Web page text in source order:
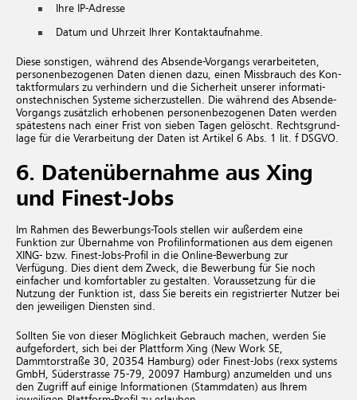
Ihre IP-Adresse
Datum und Uhrzeit Ihrer Kontaktaufnahme.
Diese sons­ti­gen, wäh­rend des Ab­sen­de-Vor­gangs ver­ar­bei­te­ten,
per­so­nen­be­zo­ge­nen Daten die­nen dazu, einen Miss­brauch des Kon­
takt­for­mu­lars zu ver­hin­dern und die Si­cher­heit un­se­rer in­for­ma­ti­
ons­tech­ni­schen Sys­te­me si­cher­zu­stel­len. Die wäh­rend des Ab­sen­de-
Vor­gangs zu­sätz­lich er­ho­be­nen per­so­nen­be­zo­ge­nen Daten wer­den
spä­tes­tens nach einer Frist von sie­ben Tagen ge­löscht. Rechts­grund­
la­ge für die Ver­ar­bei­tung der Daten ist Ar­ti­kel 6 Ab­s. 1 lit. f DSGVO.
6. Datenübernahme aus Xing
und Finest-Jobs
Im Rahmen des Bewerbungs-Tools stellen wir außerdem eine
Funktion zur Übernahme von Profilinformationen aus dem eigenen
XING- bzw. Finest-Jobs-Profil in die Online-Bewerbung zur
Verfügung. Dies dient dem Zweck, die Bewerbung für Sie noch
einfacher und komfortabler zu gestalten. Voraussetzung für die
Nutzung der Funktion ist, dass Sie bereits ein registrierter Nutzer bei
den jeweiligen Diensten sind.
Sollten Sie von dieser Möglichkeit Gebrauch machen, werden Sie
aufgefordert, sich bei der Plattform Xing (New Work SE,
Dammtorstraße 30, 20354 Hamburg) oder Finest-Jobs (rexx systems
GmbH, Süderstrasse 75-79, 20097 Hamburg) anzumelden und uns
den Zugriff auf einige Informationen (Stammdaten) aus Ihrem